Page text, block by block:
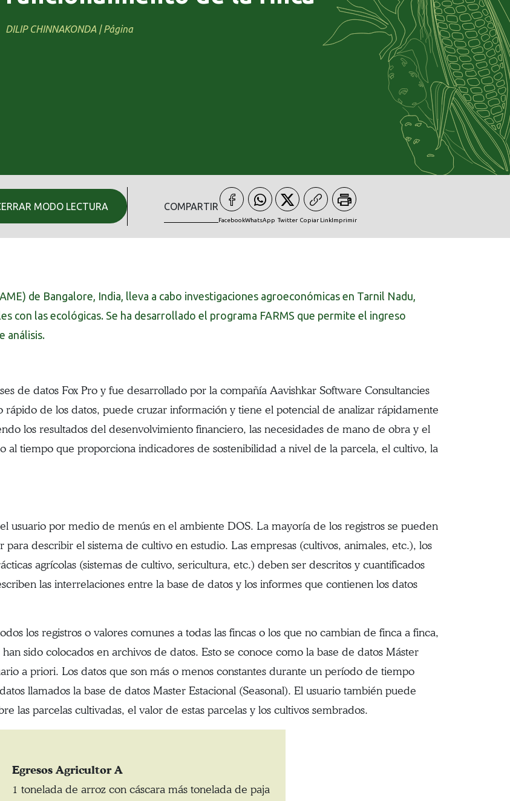
DILIP CHINNAKONDA | Página
MODO LECTURA COMPARTIR
FacebookWhatsApp Twitter Copiar LinkImprimir
de Bangalore, India, lleva a cabo investigaciones agroeconómicas en Tarnil Nadu,
con las ecológicas. Se ha desarrollado el programa FARMS que permite el ingreso
análisis.
de datos Fox Pro y fue desarrollado por la compañía Aavishkar Software Consultancies
de los datos, puede cruzar información y tiene el potencial de analizar rápidamente
los resultados del desenvolvimiento financiero, las necesidades de mano de obra y el
al tiempo que proporciona indicadores de sostenibilidad a nivel de la parcela, el cultivo, la
usuario por medio de menús en el ambiente DOS. La mayoría de los registros se pueden
describir el sistema de cultivo en estudio. Las empresas (cultivos, animales, etc.), los
agrícolas (sistemas de cultivo, sericultura, etc.) deben ser descritos y cuantificados
las interrelaciones entre la base de datos y los informes que contienen los datos
los registros o valores comunes a todas las fincas o los que no cambian de finca a finca,
sido colocados en archivos de datos. Esto se conoce como la base de datos Máster
a priori. Los datos que son más o menos constantes durante un período de tiempo
llamados la base de datos Master Estacional (Seasonal). El usuario también puede
las parcelas cultivadas, el valor de estas parcelas y los cultivos sembrados.
Egresos Agricultor A
1 tonelada de arroz con cáscara más tonelada de paja